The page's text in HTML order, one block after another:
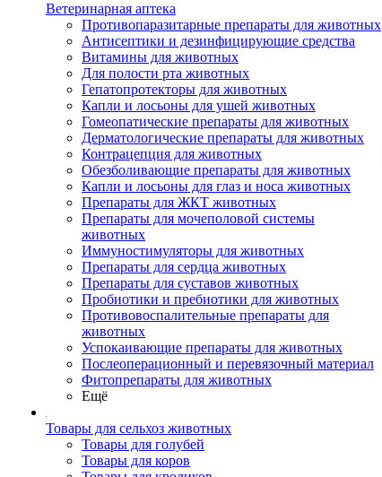
Ветеринарная аптека
Противопаразитарные препараты для животных
Антисептики и дезинфицирующие средства
Витамины для животных
Для полости рта животных
Гепатопротекторы для животных
Капли и лосьоны для ушей животных
Гомеопатические препараты для животных
Дерматологические препараты для животных
Контрацепция для животных
Обезболивающие препараты для животных
Капли и лосьоны для глаз и носа животных
Препараты для ЖКТ животных
Препараты для мочеполовой системы
животных
Иммуностимуляторы для животных
Препараты для сердца животных
Препараты для суставов животных
Пробиотики и пребиотики для животных
Противовоспалительные препараты для
животных
Успокаивающие препараты для животных
Послеоперационный и перевязочный материал
Фитопрепараты для животных
Ещё
Товары для сельхоз животных
Товары для голубей
Товары для коров